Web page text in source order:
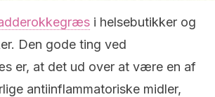
i helsebutikker og
Den gode ting ved
er, at det ud over at være en af
antiinflammatoriske midler,